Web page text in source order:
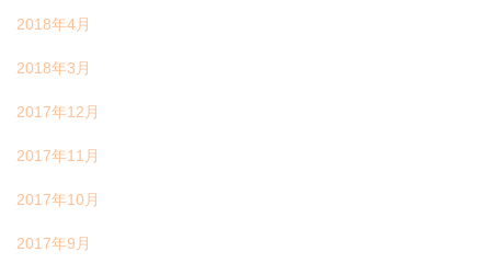
2018年4月
2018年3月
2017年12月
2017年11月
2017年10月
2017年9月